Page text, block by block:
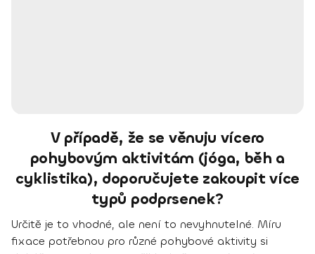
V případě, že se věnuju vícero
pohybovým aktivitám (jóga, běh a
cyklistika), doporučujete zakoupit více
typů podprsenek?
Určitě je to vhodné, ale není to nevyhnutelné. Míru
fixace potřebnou pro různé pohybové aktivity si